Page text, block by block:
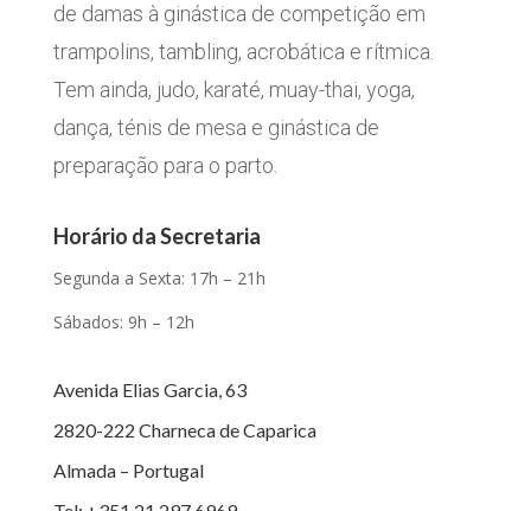
de damas à ginástica de competição em
trampolins, tambling, acrobática e rítmica.
Tem ainda, judo, karaté, muay-thai, yoga,
dança, ténis de mesa e ginástica de
preparação para o parto.
Horário da Secretaria
Segunda a Sexta: 17h – 21h
Sábados: 9h – 12h
Avenida Elias Garcia, 63
2820-222 Charneca de Caparica
Almada – Portugal